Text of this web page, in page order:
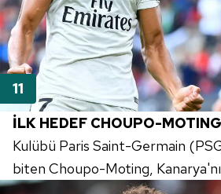
İLK HEDEF CHOUPO-
Kulübü Paris Saint-Germain
biten Choupo-Moting,